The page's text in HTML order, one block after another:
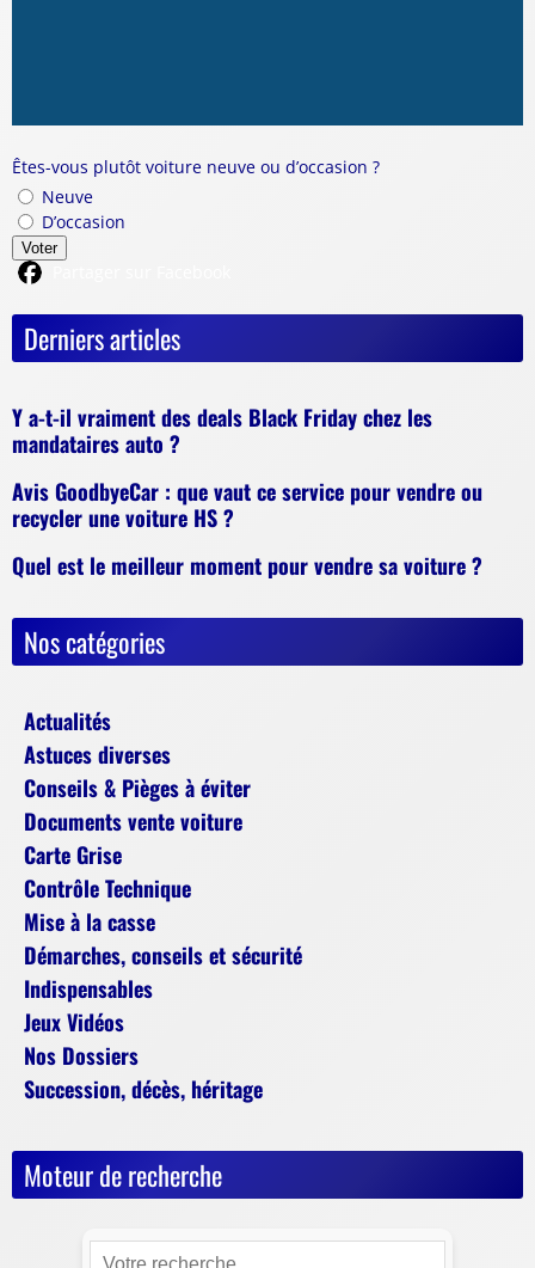
Êtes-vous plutôt voiture neuve ou d’occasion ?
Neuve
D’occasion
Voter
Derniers articles
Y a-t-il vraiment des deals Black Friday chez les
mandataires auto ?
Avis GoodbyeCar : que vaut ce service pour vendre ou
recycler une voiture HS ?
Quel est le meilleur moment pour vendre sa voiture ?
Nos catégories
Actualités
Astuces diverses
Conseils & Pièges à éviter
Documents vente voiture
Carte Grise
Contrôle Technique
Mise à la casse
Démarches, conseils et sécurité
Indispensables
Jeux Vidéos
Nos Dossiers
Succession, décès, héritage
Moteur de recherche